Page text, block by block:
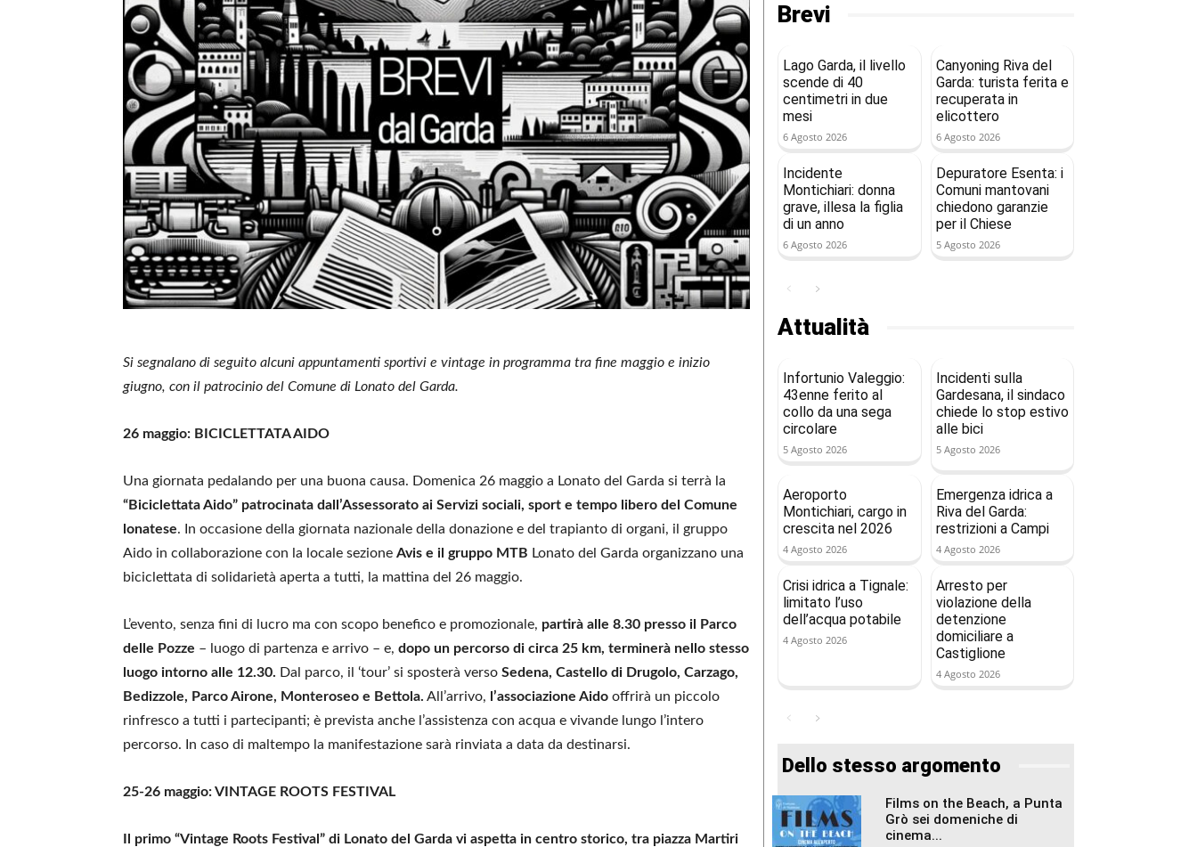
Si segnalano di seguito alcuni appuntamenti sportivi e vintage in programma tra fine maggio e inizio
giugno, con il patrocinio del Comune di Lonato del Garda.
26 maggio: BICICLETTATA AIDO
Una giornata pedalando per una buona causa. Domenica 26 maggio a Lonato del Garda si terrà la
“Biciclettata Aido” patrocinata dall’Assessorato ai Servizi sociali, sport e tempo libero del Comune
lonatese. In occasione della giornata nazionale della donazione e del trapianto di organi, il gruppo
Aido in collaborazione con la locale sezione Avis e il gruppo MTB Lonato del Garda organizzano una
biciclettata di solidarietà aperta a tutti, la mattina del 26 maggio.
L’evento, senza fini di lucro ma con scopo benefico e promozionale, partirà alle 8.30 presso il Parco
delle Pozze – luogo di partenza e arrivo – e, dopo un percorso di circa 25 km, terminerà nello stesso
luogo intorno alle 12.30. Dal parco, il ‘tour’ si sposterà verso Sedena, Castello di Drugolo, Carzago,
Bedizzole, Parco Airone, Monteroseo e Bettola. All’arrivo, l’associazione Aido offrirà un piccolo
rinfresco a tutti i partecipanti; è prevista anche l’assistenza con acqua e vivande lungo l’intero
percorso. In caso di maltempo la manifestazione sarà rinviata a data da destinarsi.
25-26 maggio: VINTAGE ROOTS FESTIVAL
Il primo “Vintage Roots Festival” di Lonato del Garda vi aspetta in centro storico, tra piazza Martiri
Brevi
Lago Garda, il livello
scende di 40
centimetri in due
mesi
6 Agosto 2026
Canyoning Riva del
Garda: turista ferita e
recuperata in
elicottero
6 Agosto 2026
Incidente
Montichiari: donna
grave, illesa la figlia
di un anno
6 Agosto 2026
Depuratore Esenta: i
Comuni mantovani
chiedono garanzie
per il Chiese
5 Agosto 2026
Attualità
Infortunio Valeggio:
43enne ferito al
collo da una sega
circolare
5 Agosto 2026
Incidenti sulla
Gardesana, il sindaco
chiede lo stop estivo
alle bici
5 Agosto 2026
Aeroporto
Montichiari, cargo in
crescita nel 2026
4 Agosto 2026
Emergenza idrica a
Riva del Garda:
restrizioni a Campi
4 Agosto 2026
Crisi idrica a Tignale:
limitato l’uso
dell’acqua potabile
4 Agosto 2026
Arresto per
violazione della
detenzione
domiciliare a
Castiglione
4 Agosto 2026
Dello stesso argomento
Films on the Beach, a Punta
Grò sei domeniche di
cinema...